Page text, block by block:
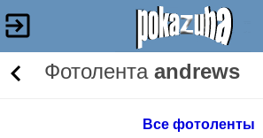
Фотолента andrews
Все фотоленты